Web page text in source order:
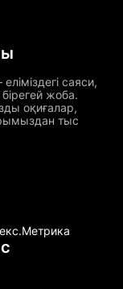
саяси,
жоба.
оқиғалар,
тыс